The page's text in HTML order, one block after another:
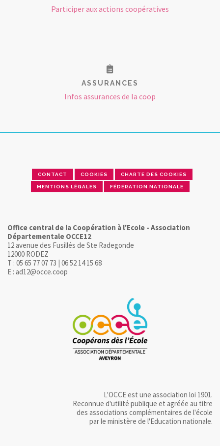
Participer aux actions coopératives
ASSURANCES
Infos assurances de la coop
CONTACT COOKIES CHARTE DES COOKIES
MENTIONS LÉGALES FÉDÉRATION NATIONALE
Office central de la Coopération à l'Ecole - Association
Départementale OCCE12
12 avenue des Fusillés de Ste Radegonde
12000 RODEZ
T : 05 65 77 07 73 | 06 52 14 15 68
E : ad12@occe.coop
L'OCCE est une association loi 1901.
Reconnue d'utilité publique et agréée au titre
des associations complémentaires de l'école
par le ministère de l'Education nationale.